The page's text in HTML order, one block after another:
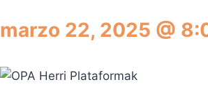
marzo 22, 2025 @